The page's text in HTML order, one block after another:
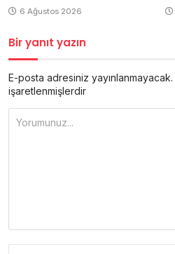
6 Ağustos 2026
Bir yanıt yazın
E-posta adresiniz yayınlanmayacak.
işaretlenmişlerdir